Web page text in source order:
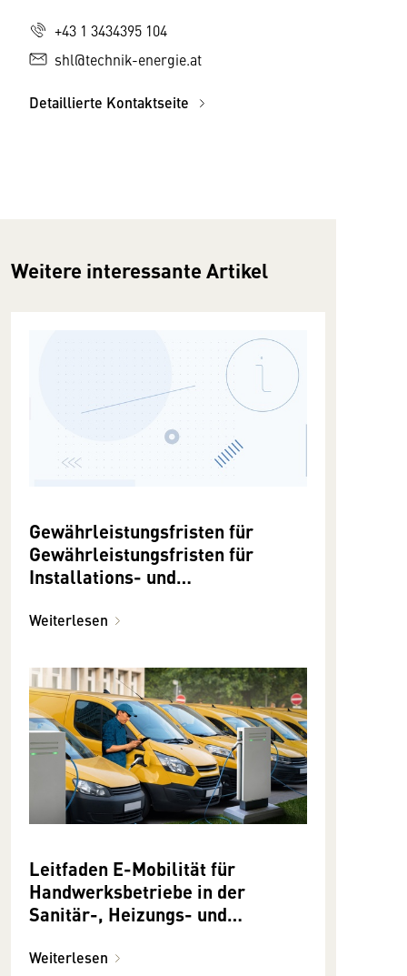
+43 1 3434395 104
shl@technik-energie.at
Detaillierte Kontaktseite
Weitere interessante Artikel
Gewährleistungsfristen für
Gewährleistungsfristen für
Installations- und
Weiterlesen
Leitfaden E-Mobilität für
Handwerksbetriebe in der
Sanitär-, Heizungs- und
Weiterlesen